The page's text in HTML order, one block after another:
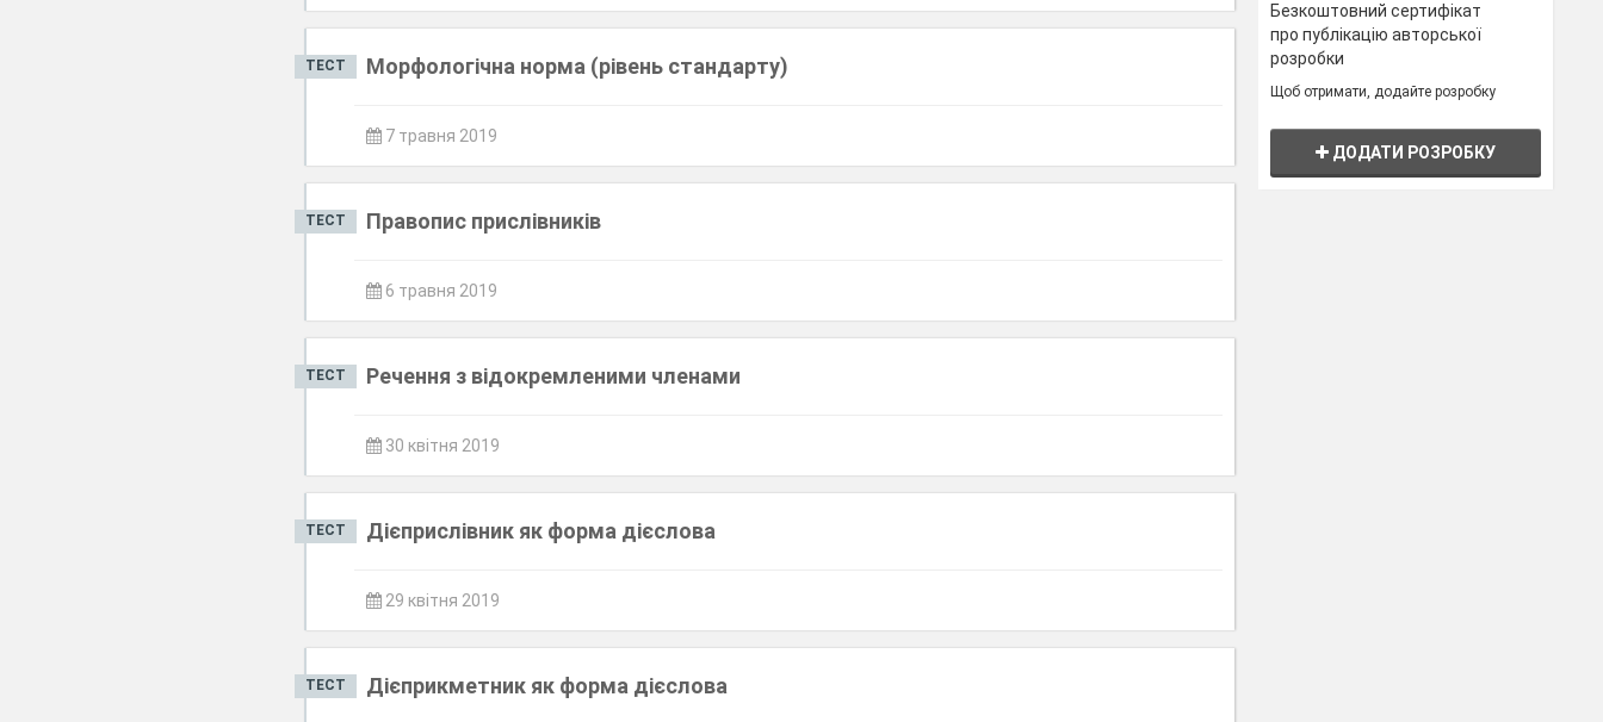
ТЕСТ Морфологічна норма (рівень стандарту)
7 травня 2019
ТЕСТ Правопис прислівників
6 травня 2019
ТЕСТ Речення з відокремленими членами
30 квітня 2019
ТЕСТ Дієприслівник як форма дієслова
29 квітня 2019
ТЕСТ Дієприкметник як форма дієслова
Безкоштовний сертифікат
про публікацію авторської
розробки
Щоб отримати, додайте розробку
ДОДАТИ РОЗРОБКУ